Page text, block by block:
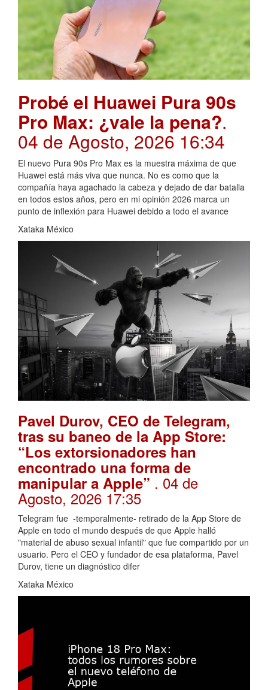
Probé el Huawei Pura 90s
Pro Max: ¿vale la pena?.
04 de Agosto, 2026 16:34
El nuevo Pura 90s Pro Max es la muestra máxima de que
Huawei está más viva que nunca. No es como que la
compañía haya agachado la cabeza y dejado de dar batalla
en todos estos años, pero en mi opinión 2026 marca un
punto de inflexión para Huawei debido a todo el avance
Xataka México
Pavel Durov, CEO de Telegram,
tras su baneo de la App Store:
“Los extorsionadores han
encontrado una forma de
manipular a Apple” . 04 de
Agosto, 2026 17:35
Telegram fue -temporalmente- retirado de la App Store de
Apple en todo el mundo después de que Apple halló
"material de abuso sexual infantil" que fue compartido por un
usuario. Pero el CEO y fundador de esa plataforma, Pavel
Durov, tiene un diagnóstico difer
Xataka México